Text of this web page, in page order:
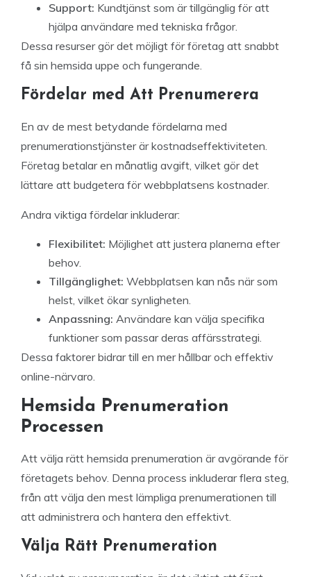
Support: Kundtjänst som är tillgänglig för att
hjälpa användare med tekniska frågor.
Dessa resurser gör det möjligt för företag att snabbt
få sin hemsida uppe och fungerande.
Fördelar med Att Prenumerera
En av de mest betydande fördelarna med
prenumerationstjänster är kostnadseffektiviteten.
Företag betalar en månatlig avgift, vilket gör det
lättare att budgetera för webbplatsens kostnader.
Andra viktiga fördelar inkluderar:
Flexibilitet: Möjlighet att justera planerna efter
behov.
Tillgänglighet: Webbplatsen kan nås när som
helst, vilket ökar synligheten.
Anpassning: Användare kan välja specifika
funktioner som passar deras affärsstrategi.
Dessa faktorer bidrar till en mer hållbar och effektiv
online-närvaro.
Hemsida Prenumeration
Processen
Att välja rätt hemsida prenumeration är avgörande för
företagets behov. Denna process inkluderar flera steg,
från att välja den mest lämpliga prenumerationen till
att administrera och hantera den effektivt.
Välja Rätt Prenumeration